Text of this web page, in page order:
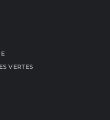
VERTES